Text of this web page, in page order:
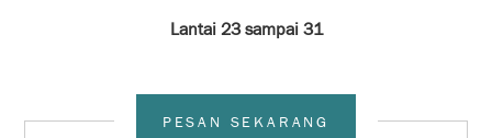
Lantai 23 sampai 31
PESAN SEKARANG